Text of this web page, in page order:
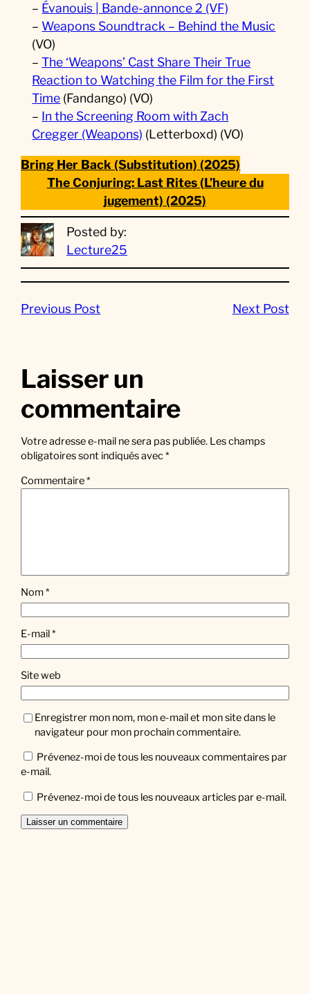
– Évanouis | Bande-annonce 2 (VF)
– Weapons Soundtrack – Behind the Music
(VO)
–The ‘Weapons’ Cast Share Their True
Reaction to Watching the Film for the First
Time (Fandango) (VO)
– In the Screening Room with Zach
Cregger (Weapons) (Letterboxd) (VO)
Bring Her Back (Substitution) (2025)
The Conjuring: Last Rites (L’heure du
jugement) (2025)
Posted by:
Lecture25
Previous Post Next Post
Laisser un
commentaire
Votre adresse e-mail ne sera pas publiée. Les champs
obligatoires sont indiqués avec*
Commentaire*
Nom*
E-mail*
Site web
Enregistrer mon nom, mon e-mail et mon site dans le
navigateur pour mon prochain commentaire.
Prévenez-moi de tous les nouveaux commentaires par
e-mail.
Prévenez-moi de tous les nouveaux articles par e-mail.